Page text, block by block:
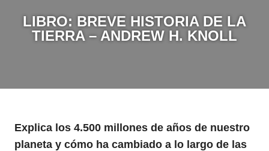
LIBRO: BREVE HISTORIA DE LA
TIERRA – ANDREW H. KNOLL
Explica los 4.500 millones de años de nuestro
planeta y cómo ha cambiado a lo largo de las